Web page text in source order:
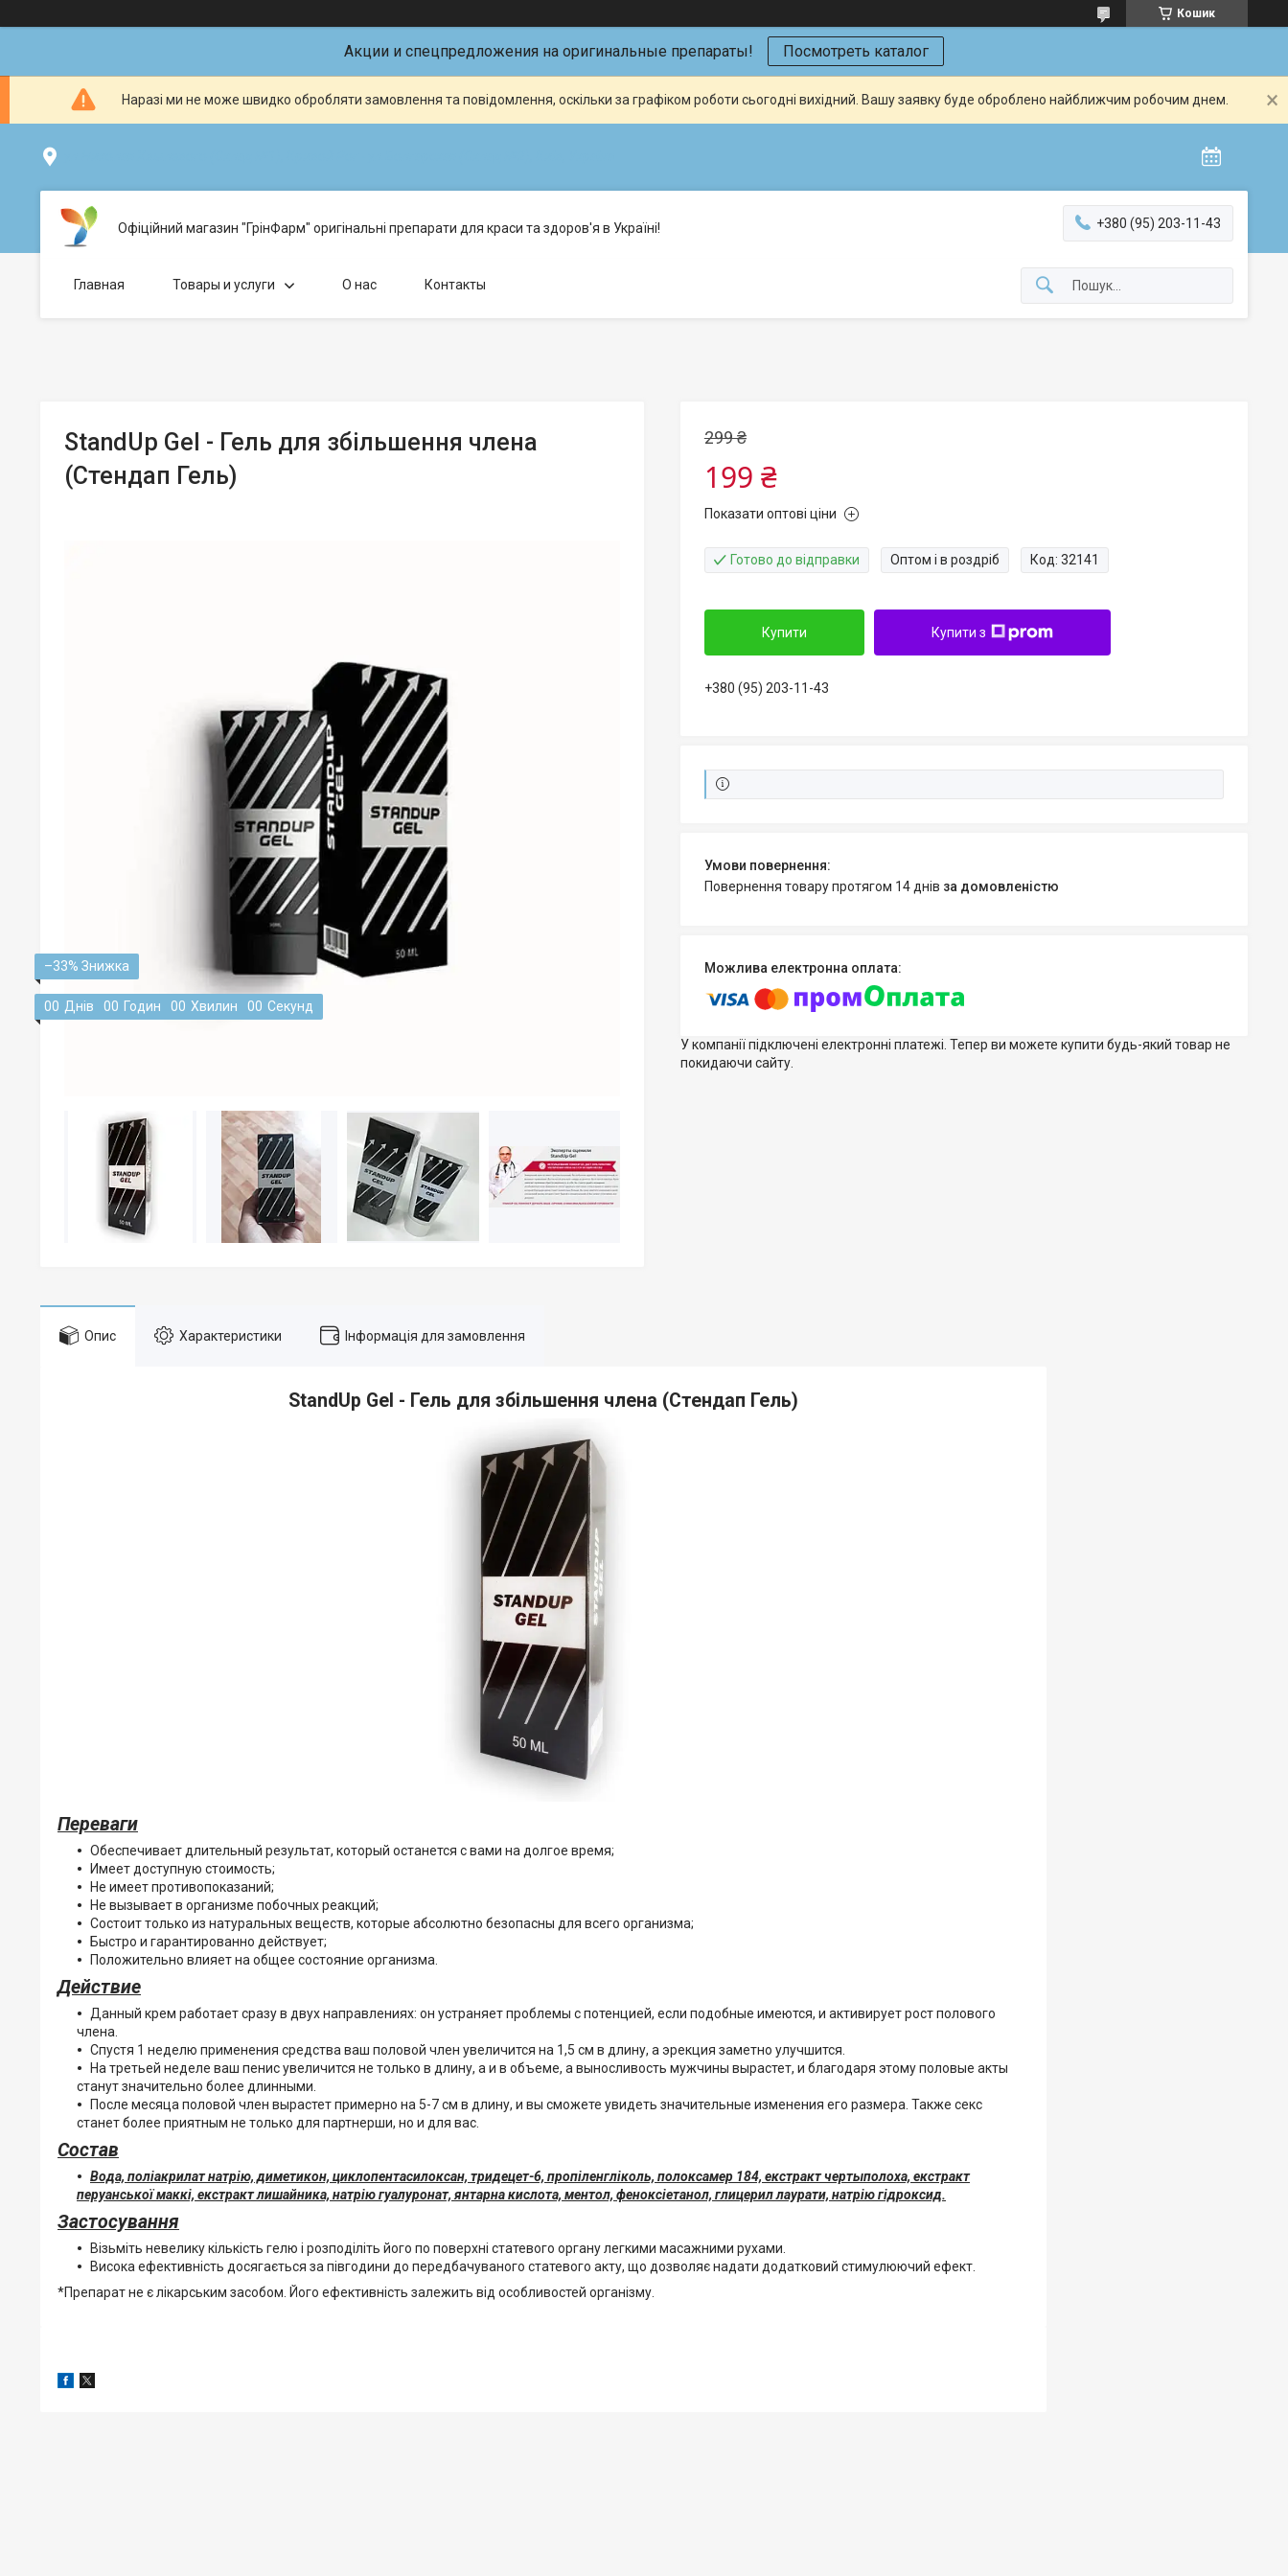
Кошик
Акции и спецпредложения на оригинальные препараты! Посмотреть каталог
Наразі ми не може швидко обробляти замовлення та повідомлення, оскільки за графіком роботи сьогодні вихідний. Вашу заявку буде оброблено найближчим робочим днем.
Офіційний магазин "ГрінФарм" оригінальні препарати для краси та здоров'я в Україні! +380 (95) 203-11-43
Главная Товары и услуги О нас Контакты
StandUp Gel - Гель для збільшення члена
(Стендап Гель)
–33%
00 Днів 00 Годин 00 Хвилин 00 Секунд
299 ₴
199 ₴
Показати оптові ціни
Готово до відправки Оптом і в роздріб Код: 32141
Купити Купити з
+380 (95) 203-11-43
повернення товару протягом 14 днів за домовленістю
У компанії підключені електронні платежі. Тепер ви можете купити будь-який товар не
покидаючи сайту.
Опис Характеристики Інформація для замовлення
StandUp Gel - Гель для збільшення члена (Стендап Гель)
Переваги
Обеспечивает длительный результат, который останется с вами на долгое время;
Имеет доступную стоимость;
Не имеет противопоказаний;
Не вызывает в организме побочных реакций;
Состоит только из натуральных веществ, которые абсолютно безопасны для всего организма;
Быстро и гарантированно действует;
Положительно влияет на общее состояние организма.
Действие
Данный крем работает сразу в двух направлениях: он устраняет проблемы с потенцией, если подобные имеются, и активирует рост полового
члена.
Спустя 1 неделю применения средства ваш половой член увеличится на 1,5 см в длину, а эрекция заметно улучшится.
На третьей неделе ваш пенис увеличится не только в длину, а и в объеме, а выносливость мужчины вырастет, и благодаря этому половые акты
станут значительно более длинными.
После месяца половой член вырастет примерно на 5-7 см в длину, и вы сможете увидеть значительные изменения его размера. Также секс
станет более приятным не только для партнерши, но и для вас.
Состав
Вода, поліакрилат натрію, диметикон, циклопентасилоксан, тридецет-6, пропіленгліколь, полоксамер 184, екстракт чертыполоха, екстракт
перуанської маккі, екстракт лишайника, натрію гуалуронат, янтарна кислота, ментол, феноксіетанол, глицерил лаурати, натрію гідроксид.
Застосування
Візьміть невелику кількість гелю і розподіліть його по поверхні статевого органу легкими масажними рухами.
Висока ефективність досягається за півгодини до передбачуваного статевого акту, що дозволяє надати додатковий стимулюючий ефект.
*Препарат не є лікарським засобом. Його ефективність залежить від особливостей організму.